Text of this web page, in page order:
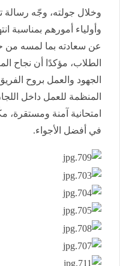
وخلال جولته، وجّه رسالة
وأولياء أمورهم بمناسبة
عن سعادته بما لمسه من
الطلاب، مؤكدًا أن نجاح
الجهود والعمل بروح
المنظمة للعمل داخل
امتحانية آمنة ومستقرة،
في أفضل الأجواء.